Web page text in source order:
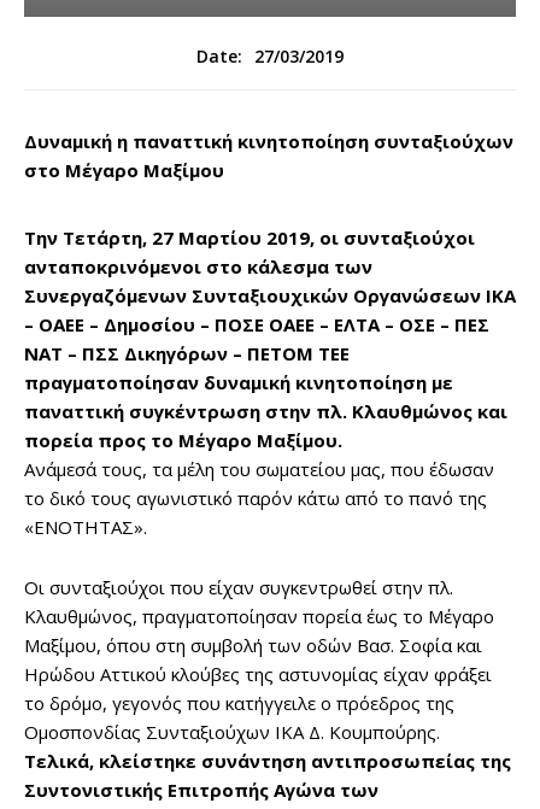
Date: 27/03/2019
Δυναμική η παναττική κινητοποίηση συνταξιούχων
στο Μέγαρο Μαξίμου
Την Τετάρτη, 27 Μαρτίου 2019, οι συνταξιούχοι
ανταποκρινόμενοι στο κάλεσμα των
Συνεργαζόμενων Συνταξιουχικών Οργανώσεων ΙΚΑ
– ΟΑΕΕ – Δημοσίου – ΠΟΣΕ ΟΑΕΕ – ΕΛΤΑ – ΟΣΕ – ΠΕΣ
ΝΑΤ – ΠΣΣ Δικηγόρων – ΠΕΤΟΜ ΤΕΕ
πραγματοποίησαν δυναμική κινητοποίηση με
παναττική συγκέντρωση στην πλ. Κλαυθμώνος και
πορεία προς το Μέγαρο Μαξίμου.
Ανάμεσά τους, τα μέλη του σωματείου μας, που έδωσαν
το δικό τους αγωνιστικό παρόν κάτω από το πανό της
«ΕΝΟΤΗΤΑΣ».
Οι συνταξιούχοι που είχαν συγκεντρωθεί στην πλ.
Κλαυθμώνος, πραγματοποίησαν πορεία έως το Μέγαρο
Μαξίμου, όπου στη συμβολή των οδών Βασ. Σοφία και
Ηρώδου Αττικού κλούβες της αστυνομίας είχαν φράξει
το δρόμο, γεγονός που κατήγγειλε ο πρόεδρος της
Ομοσπονδίας Συνταξιούχων ΙΚΑ Δ. Κουμπούρης.
Τελικά, κλείστηκε συνάντηση αντιπροσωπείας της
Συντονιστικής Επιτροπής Αγώνα των